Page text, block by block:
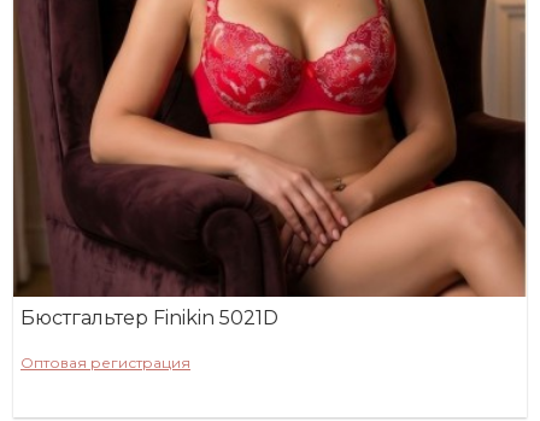
Бюстгальтер Finikin 5021D
Оптовая регистрация